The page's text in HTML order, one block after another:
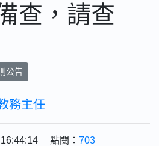
查，請查
公告
務主任
16:44:14 點閱： 703